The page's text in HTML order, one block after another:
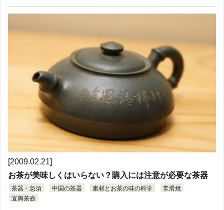
[2009.02.21]
お茶が美味しくはいらない？購入には注意が必要な茶器
茶器・急須 中国の茶器 素材とお茶の味の科学
常滑焼
宜興茶壺